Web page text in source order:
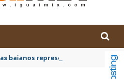
baianos representam o Brasil no